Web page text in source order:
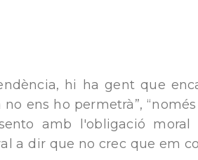
hi ha gent que
no ens ho permetrà”,
amb l'obligació moral
a dir que no crec que em